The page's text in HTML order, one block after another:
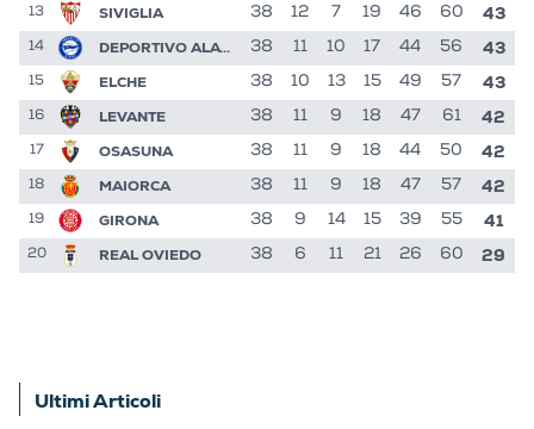
13 SIVIGLIA 38 12 7 19 46 60 43
14 DEPORTIVO ALAVES 38 11 10 17 44 56 43
15 ELCHE 38 10 13 15 49 57 43
16 LEVANTE 38 11 9 18 47 61 42
17 OSASUNA 38 11 9 18 44 50 42
18 MAIORCA 38 11 9 18 47 57 42
19 GIRONA 38 9 14 15 39 55 41
20 REAL OVIEDO 38 6 11 21 26 60 29
Ultimi Articoli